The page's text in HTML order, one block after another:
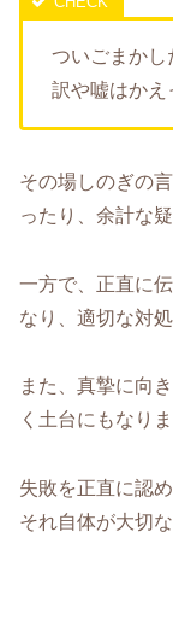
ついごまかし
訳や嘘はかえ
その場しのぎの
ったり、余計な
一方で、正直に
なり、適切な対
また、真摯に向
く土台にもなりま
失敗を正直に認
それ自体が大切